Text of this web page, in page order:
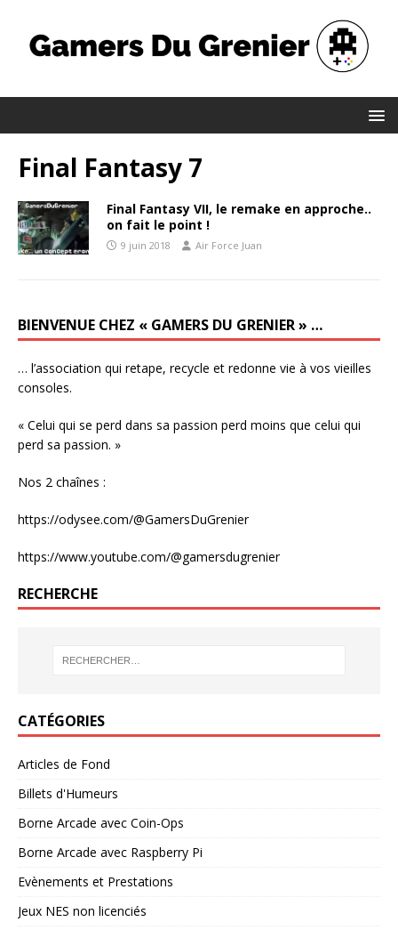
Final Fantasy 7
Final Fantasy VII, le remake en approche..
on fait le point !
9 juin 2018 Air Force Juan
BIENVENUE CHEZ « GAMERS DU GRENIER » …
… l’association qui retape, recycle et redonne vie à vos vieilles
consoles.
« Celui qui se perd dans sa passion perd moins que celui qui
perd sa passion. »
Nos 2 chaînes :
https://odysee.com/@GamersDuGrenier
https://www.youtube.com/@gamersdugrenier
RECHERCHE
CATÉGORIES
Articles de Fond
Billets d'Humeurs
Borne Arcade avec Coin-Ops
Borne Arcade avec Raspberry Pi
Evènements et Prestations
Jeux NES non licenciés